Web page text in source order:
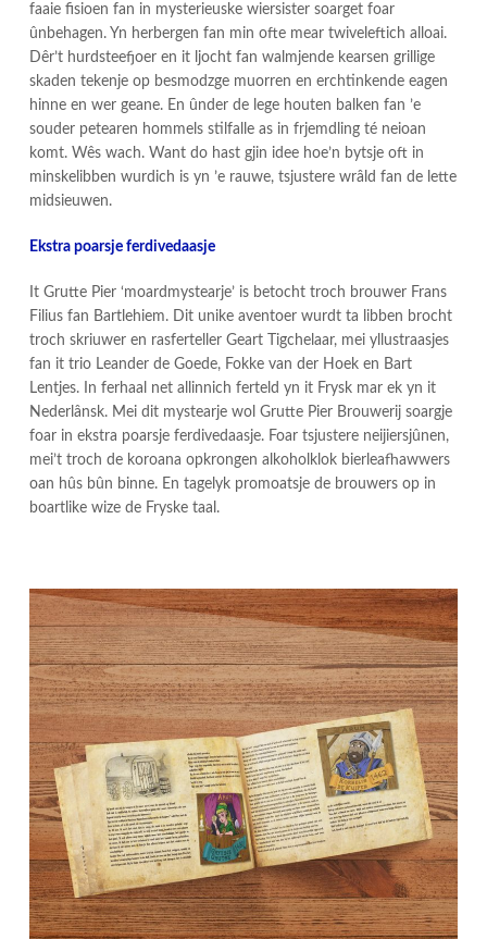
faaie fisioen fan in mysterieuske wiersister soarget foar
ûnbehagen. Yn herbergen fan min ofte mear twiveleftich alloai.
Dêr’t hurdsteefjoer en it ljocht fan walmjende kearsen grillige
skaden tekenje op besmodzge muorren en erchtinkende eagen
hinne en wer geane. En ûnder de lege houten balken fan ’e
souder petearen hommels stilfalle as in frjemdling té neioan
komt. Wês wach. Want do hast gjin idee hoe’n bytsje oft in
minskelibben wurdich is yn ’e rauwe, tsjustere wrâld fan de lette
midsieuwen.
Ekstra poarsje ferdivedaasje
It Grutte Pier ‘moardmystearje’ is betocht troch brouwer Frans
Filius fan Bartlehiem. Dit unike aventoer wurdt ta libben brocht
troch skriuwer en rasferteller Geart Tigchelaar, mei yllustraasjes
fan it trio Leander de Goede, Fokke van der Hoek en Bart
Lentjes. In ferhaal net allinnich ferteld yn it Frysk mar ek yn it
Nederlânsk. Mei dit mystearje wol Grutte Pier Brouwerij soargje
foar in ekstra poarsje ferdivedaasje. Foar tsjustere neijiersjûnen,
mei’t troch de koroana opkrongen alkoholklok bierleafhawwers
oan hûs bûn binne. En tagelyk promoatsje de brouwers op in
boartlike wize de Fryske taal.